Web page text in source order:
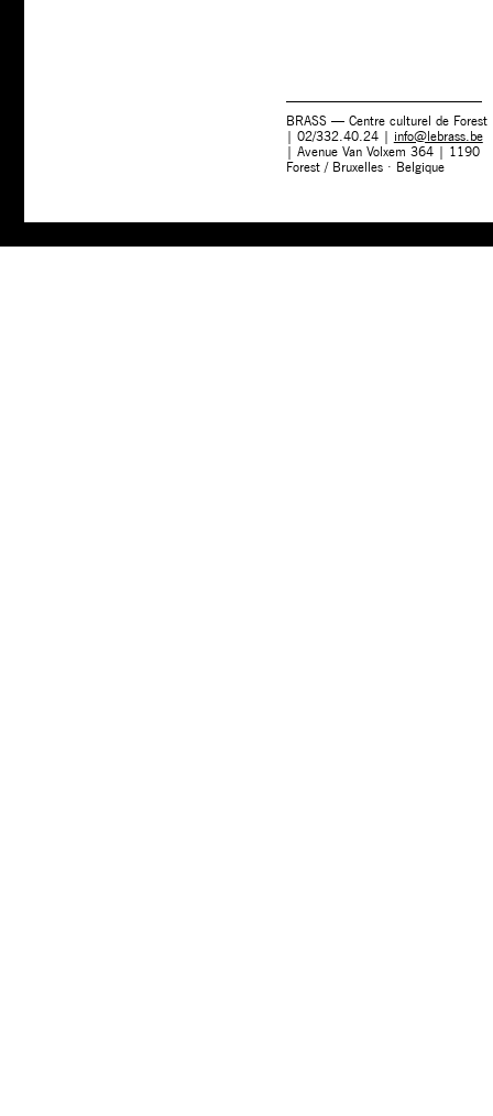
BRASS — Centre culturel de Forest
| 02/332.40.24 | info@lebrass.be
| Avenue Van Volxem 364 | 1190
Forest / Bruxelles · Belgique